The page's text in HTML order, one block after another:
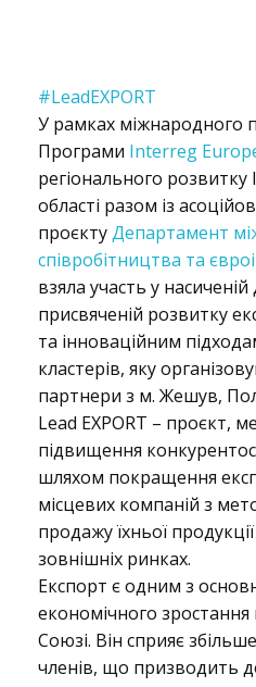
Р
о
з
п
о
ч
и
н
#LeadEXPORT
У рамках міжнародного
Програми Interreg
регіонального розвитку
області разом із
проєктуДепартамент
співробітництва та
взяла участь у
присвяченій розвитку
та інноваційним
кластерів, яку
партнери з м. Жешув,
Lead EXPORT – проєкт,
підвищення
шляхом покращення
місцевих компаній з
продажу їхньої
зовнішніх ринках.
Експорт є одним з
економічного
Союзі. Він сприяє
членів, що призводить